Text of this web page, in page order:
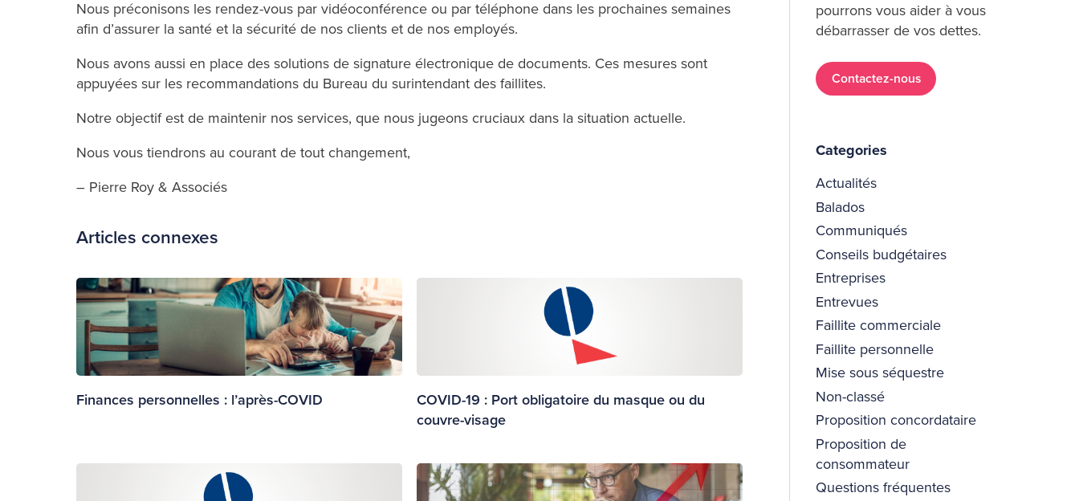
Nous préconisons les rendez-vous par vidéoconférence ou par téléphone dans les prochaines semaines
afin d’assurer la santé et la sécurité de nos clients et de nos employés.
Nous avons aussi en place des solutions de signature électronique de documents. Ces mesures sont
appuyées sur les recommandations du Bureau du surintendant des faillites.
Notre objectif est de maintenir nos services, que nous jugeons cruciaux dans la situation actuelle.
Nous vous tiendrons au courant de tout changement,
– Pierre Roy & Associés
Articles connexes
Finances personnelles : l’après-COVID
COVID-19 : Port obligatoire du masque ou du
couvre-visage
pourrons vous aider à vous
débarrasser de vos dettes.
Contactez-nous
Categories
Actualités
Balados
Communiqués
Conseils budgétaires
Entreprises
Entrevues
Faillite commerciale
Faillite personnelle
Mise sous séquestre
Non-classé
Proposition concordataire
Proposition de
consommateur
Questions fréquentes